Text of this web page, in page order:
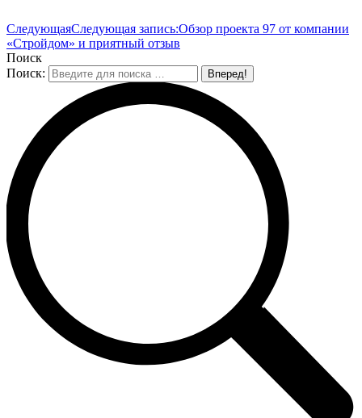
СледующаяСледующая запись:Обзор проекта 97 от компании
«Стройдом» и приятный отзыв
Поиск
Поиск: